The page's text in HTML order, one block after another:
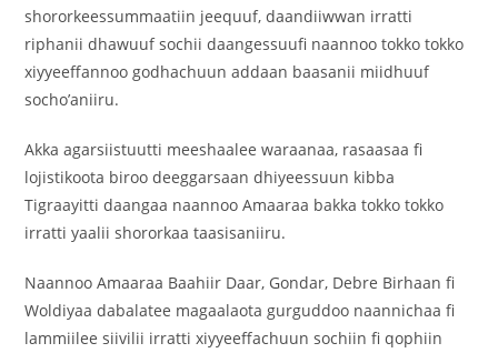
shororkeessummaatiin jeequuf, daandiiwwan irratti
riphanii dhawuuf sochii daangessuufi naannoo tokko tokko
xiyyeeffannoo godhachuun addaan baasanii miidhuuf
socho’aniiru.
Akka agarsiistuutti meeshaalee waraanaa, rasaasaa fi
lojistikoota biroo deeggarsaan dhiyeessuun kibba
Tigraayitti daangaa naannoo Amaaraa bakka tokko tokko
irratti yaalii shororkaa taasisaniiru.
Naannoo Amaaraa Baahiir Daar, Gondar, Debre Birhaan fi
Woldiyaa dabalatee magaalaota gurguddoo naannichaa fi
lammiilee siivilii irratti xiyyeeffachuun sochiin fi qophiin